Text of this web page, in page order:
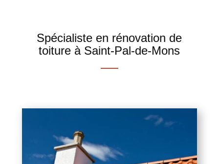
Spécialiste en rénovation de
toiture à Saint-Pal-de-Mons